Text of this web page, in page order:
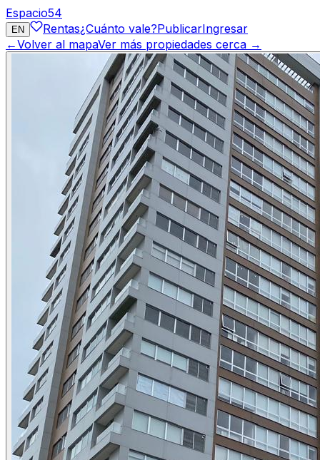
Espacio54
EN Rentas¿Cuánto vale?PublicarIngresar
←Volver al mapaVer más propiedades cerca →